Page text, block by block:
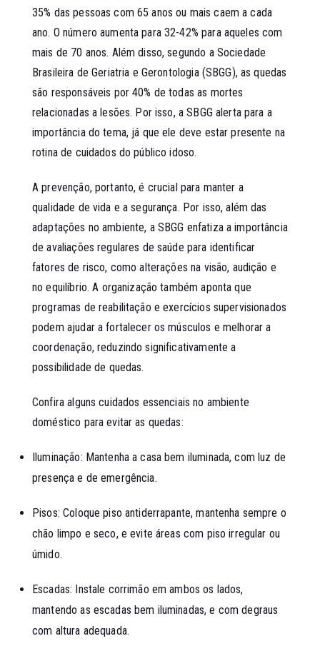
35% das pessoas com 65 anos ou mais caem a cada
ano. O número aumenta para 32-42% para aqueles com
mais de 70 anos. Além disso, segundo a Sociedade
Brasileira de Geriatria e Gerontologia (SBGG), as quedas
são responsáveis por 40% de todas as mortes
relacionadas a lesões. Por isso, a SBGG alerta para a
importância do tema, já que ele deve estar presente na
rotina de cuidados do público idoso.
A prevenção, portanto, é crucial para manter a
qualidade de vida e a segurança. Por isso, além das
adaptações no ambiente, a SBGG enfatiza a importância
de avaliações regulares de saúde para identificar
fatores de risco, como alterações na visão, audição e
no equilíbrio. A organização também aponta que
programas de reabilitação e exercícios supervisionados
podem ajudar a fortalecer os músculos e melhorar a
coordenação, reduzindo significativamente a
possibilidade de quedas.
Confira alguns cuidados essenciais no ambiente
doméstico para evitar as quedas:
Iluminação: Mantenha a casa bem iluminada, com luz de
presença e de emergência.
Pisos: Coloque piso antiderrapante, mantenha sempre o
chão limpo e seco, e evite áreas com piso irregular ou
úmido.
Escadas: Instale corrimão em ambos os lados,
mantendo as escadas bem iluminadas, e com degraus
com altura adequada.